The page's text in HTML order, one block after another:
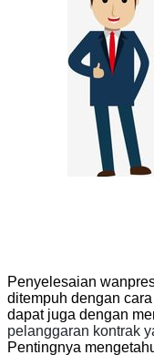
Penyelesaian
ditempuh dengan
dapat juga dengan
pelanggaran kontrak
Pentingnya